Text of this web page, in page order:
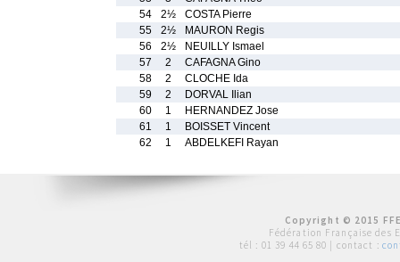
54
2½
COSTA Pierre
55
2½
MAURON Regis
56
2½
NEUILLY Ismael
57
2
CAFAGNA Gino
58
2
CLOCHE Ida
59
2
DORVAL Ilian
60
1
HERNANDEZ Jose
61
1
BOISSET Vincent
62
1 ABDELKEFI Rayan
Copyright © 2015
Fédération Française des
tél : 01 39 44 65 80 | contact :